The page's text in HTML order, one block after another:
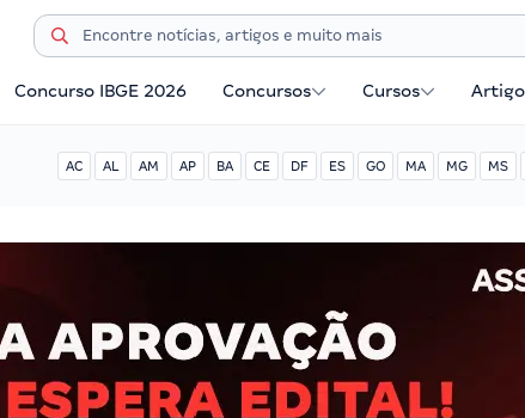
Concurso IBGE 2026 Concursos Cursos
AC AL AM AP BA CE DF ES GO MA MG MS